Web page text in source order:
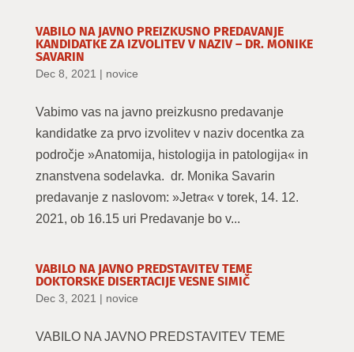
VABILO NA JAVNO PREIZKUSNO PREDAVANJE
KANDIDATKE ZA IZVOLITEV V NAZIV – DR. MONIKE
SAVARIN
Dec 8, 2021 | novice
Vabimo vas na javno preizkusno predavanje
kandidatke za prvo izvolitev v naziv docentka za
področje »Anatomija, histologija in patologija« in
znanstvena sodelavka. dr. Monika Savarin
predavanje z naslovom: »Jetra« v torek, 14. 12.
2021, ob 16.15 uri Predavanje bo v...
VABILO NA JAVNO PREDSTAVITEV TEME
DOKTORSKE DISERTACIJE VESNE SIMIČ
Dec 3, 2021 | novice
VABILO NA JAVNO PREDSTAVITEV TEME